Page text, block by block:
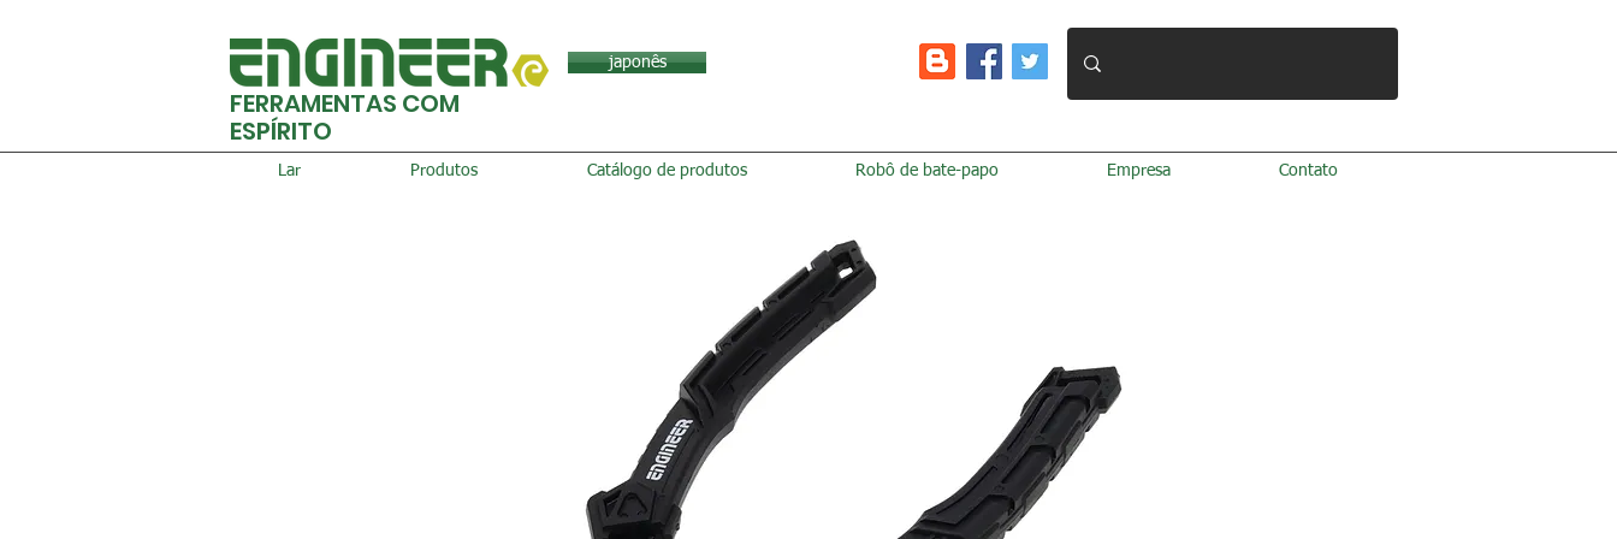
japonês
FERRAMENTAS COM
ESPÍRITO
Lar Produtos Catálogo de produtos Robô de bate-papo Empresa Contato